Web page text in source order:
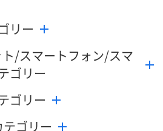
リー
/スマートフォン/スマ
ゴリー
ゴリー
テゴリー